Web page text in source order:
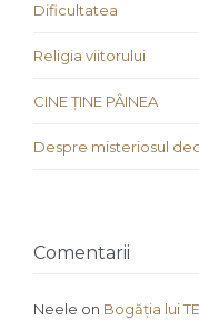
Dificultatea
Religia viitorului
CINE ȚINE PÂINEA
Despre misteriosul
Comentarii
Neele on Bogăția lui